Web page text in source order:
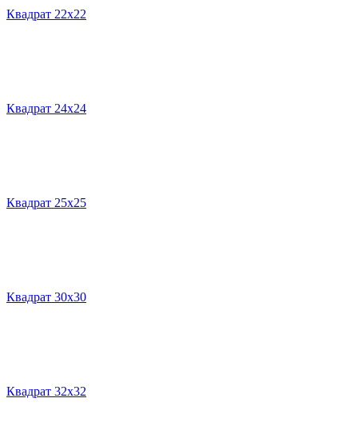
Квадрат 22х22
Квадрат 24х24
Квадрат 25х25
Квадрат 30х30
Квадрат 32х32